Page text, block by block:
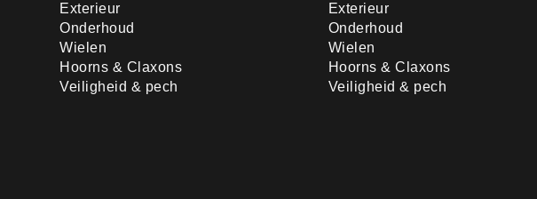
Exterieur
Onderhoud
Wielen
Hoorns & Claxons
Veiligheid & pech
Exterieur
Onderhoud
Wielen
Hoorns & Claxons
Veiligheid & pech